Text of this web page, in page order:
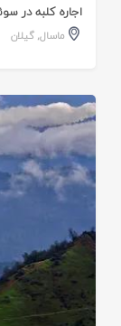
اجاره کلبه در
ماسال,گیلان